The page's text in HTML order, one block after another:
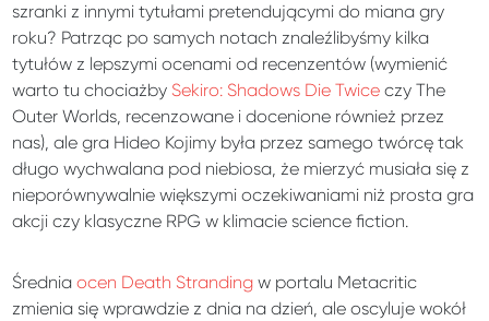
szranki z innymi tytułami pretendującymi do miana gry
roku? Patrząc po samych notach znaleźlibyśmy kilka
tytułów z lepszymi ocenami od recenzentów (wymienić
warto tu chociażby Sekiro: Shadows Die Twice czy The
Outer Worlds, recenzowane i docenione również przez
nas), ale gra Hideo Kojimy była przez samego twórcę tak
długo wychwalana pod niebiosa, że mierzyć musiała się z
nieporównywalnie większymi oczekiwaniami niż prosta gra
akcji czy klasyczne RPG w klimacie science fiction.
Średniaocen Death Stranding w portalu Metacritic
zmienia się wprawdzie z dnia na dzień, ale oscyluje wokół